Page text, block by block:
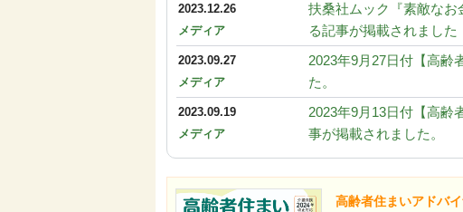
2023.12.26
メディア
扶桑社ムック『素敵な
る記事が掲載されました
2023.09.27
メディア
2023年9月27日付【高齢
た。
2023.09.19
メディア
2023年9月13日付【高齢
事が掲載されました。
高齢者住まいアドバ